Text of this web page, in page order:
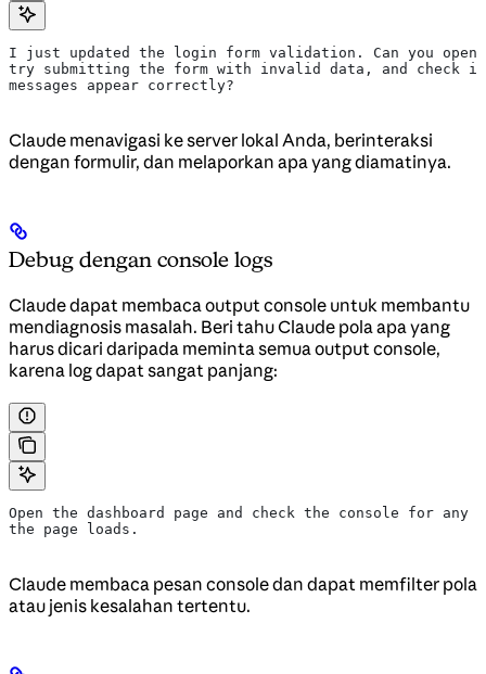
I just updated the login form validation. Can you open
try submitting the form with invalid data, and check
messages appear correctly?
Claude menavigasi ke server lokal Anda, berinteraksi
dengan formulir, dan melaporkan apa yang diamatinya.
Debug dengan console logs
Claude dapat membaca output console untuk membantu
mendiagnosis masalah. Beri tahu Claude pola apa yang
harus dicari daripada meminta semua output console,
karena log dapat sangat panjang:
Open the dashboard page and check the console for any
the page loads.
Claude membaca pesan console dan dapat memfilter pola
atau jenis kesalahan tertentu.